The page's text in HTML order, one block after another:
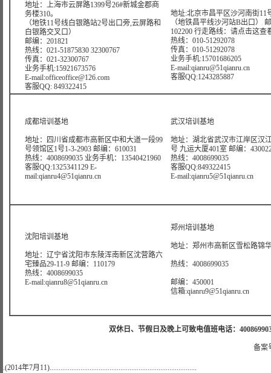
地址：上海市云屏路1399号26#新城金郡商
务楼310。
（地铁11号线白银路站2号出口旁,云屏路和
白银路交叉口）
邮编：201821
热线：021-51875830 32300767
传真：021-32300767
业务手机:15921673576
E-mail:officeoffice@126.com
客服QQ: 849322415
地址:北京市昌平区沙河南街11
（地铁昌平线沙河站B出口）
102200 行走路线： 请点击这查
热线：010-51292078
传真：010-51292078
业务手机:15701686205
E-mail:qianru@51qianru.cn
客服QQ:1243285887
成都培训基地
地址：四川省成都市高新区中和大道一段99
号领馆区1号1-3-2903 邮编：610031
热线：4008699035 业务手机：13540421960
客服QQ:1325341129 E-
mail:qianru4@51qianru.cn
武汉培训基地
地址：湖北省武汉市江岸区汉
号 九运大厦401室 邮编：
热线：4008699035
客服QQ:849322415
E-mail:qianru5@51qianru.cn
沈阳培训基地
地址：辽宁省沈阳市东陵浑南新区沈营路六
宅臻品29-11-9 邮编：110179
热线：4008699035
E-mail:qianru8@51qianru.cn
郑州培训基地
地址：郑州市高新区雪松路锦
热线：4008699035
邮编：450001
信箱:qianru9@51qianru.cn
双休日、节假日及晚上可致电值班电话：
备案
.(2014年7月11).................................................................................